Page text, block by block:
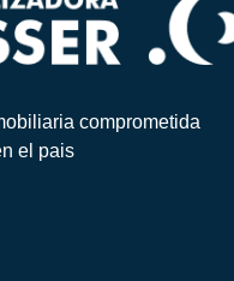
comprometida
el pais